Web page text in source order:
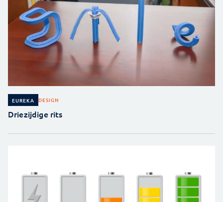
EUREKA DESIGN
Driezijdige rits